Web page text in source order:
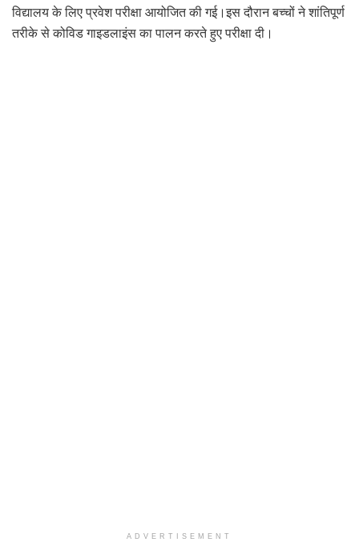
विद्यालय के लिए प्रवेश परीक्षा आयोजित की गई।इस दौरान बच्चों ने शांतिपूर्ण
तरीके से कोविड गाइडलाइंस का पालन करते हुए परीक्षा दी।
ADVERTISEMENT